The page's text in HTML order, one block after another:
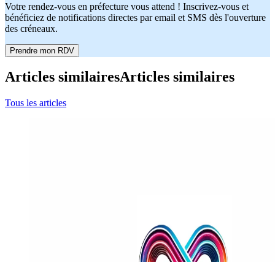
Votre rendez-vous en préfecture vous attend ! Inscrivez-vous et
bénéficiez de notifications directes par email et SMS dès l'ouverture
des créneaux.
Prendre mon RDV
Articles similairesArticles similaires
Tous les articles